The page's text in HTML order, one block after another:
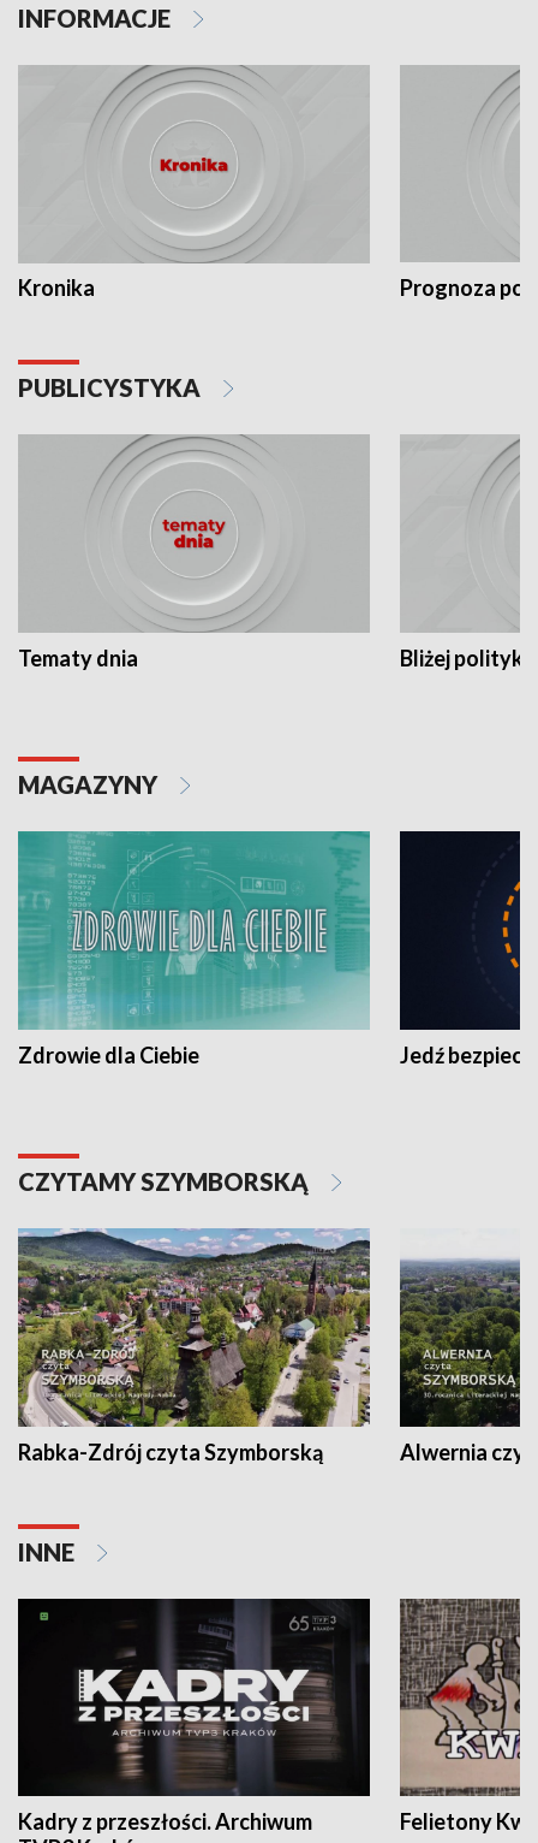
INFORMACJE
Kronika Prognoza
PUBLICYSTYKA
Tematy dnia Bliżej polityki
MAGAZYNY
Zdrowie dla Ciebie Jedź
CZYTAMY SZYMBORSKĄ
Rabka-Zdrój czyta Szymborską Alwernia
INNE
Kadry z przeszłości. Archiwum
Felietony